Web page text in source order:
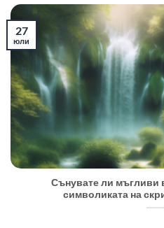
Сънувате ли мъгливи
символиката на
27
юли